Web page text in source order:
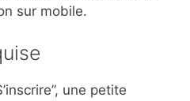
sur mobile.
une petite